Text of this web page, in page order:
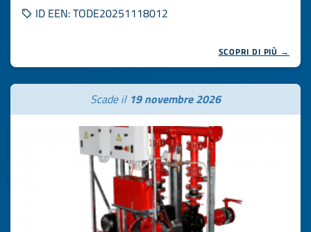
ID EEN: TODE20251118012
SCOPRI DI PIÙ →
Scade il 19 novembre 2026